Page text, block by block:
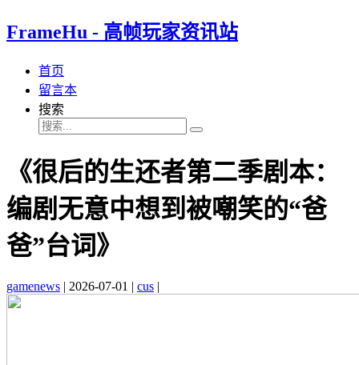
FrameHu - 高帧玩家资讯站
首页
留言本
搜索
《很后的生还者第二季剧本：
编剧无意中想到被嘲笑的“爸
爸”台词》
gamenews | 2026-07-01 | cus |